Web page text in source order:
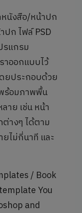
นังสือ/หน้าปก
ปก ไฟล์ PSD
รแกรม
าออกแบบไว้
ยประกอบด้วย
ร้อมภาพพื้น
าย เช่น หน้า
างๆ ได้ตาม
ไม่กี่นาที และ
/ Book
You
and